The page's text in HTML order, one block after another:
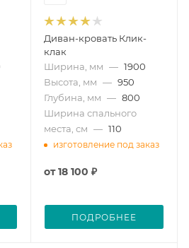
Диван-кровать Клик-
клак
Ширина, мм — 1900
Высота, мм — 950
Глубина, мм — 800
Ширина спального
места, см — 110
изготовление под заказ
от18 100 ₽
ПОДРОБНЕЕ